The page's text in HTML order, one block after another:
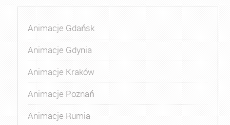
Animacje Gdańsk
Animacje Gdynia
Animacje Kraków
Animacje Poznań
Animacje Rumia